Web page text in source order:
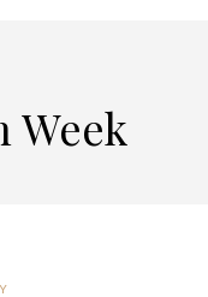
Week